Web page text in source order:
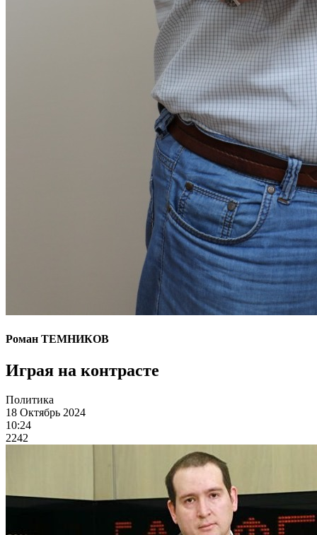
Роман ТЕМНИКОВ
Играя на контрасте
Политика
18 Октябрь 2024
10:24
2242